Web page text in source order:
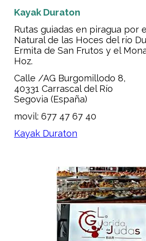
Kayak Duraton
Rutas guiadas en piragua por
Natural de las Hoces del río
Ermita de San Frutos y el
Hoz.
Calle /AG Burgomillodo 8,
40331 Carrascal del Río
Segovia (España)
movil: 677 47 67 40
Kayak Duraton